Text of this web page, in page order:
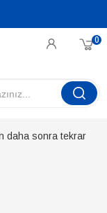
0
daha sonra tekrar